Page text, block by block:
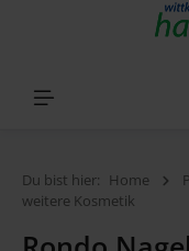
Du bist hier: Home
weitere Kosmetik